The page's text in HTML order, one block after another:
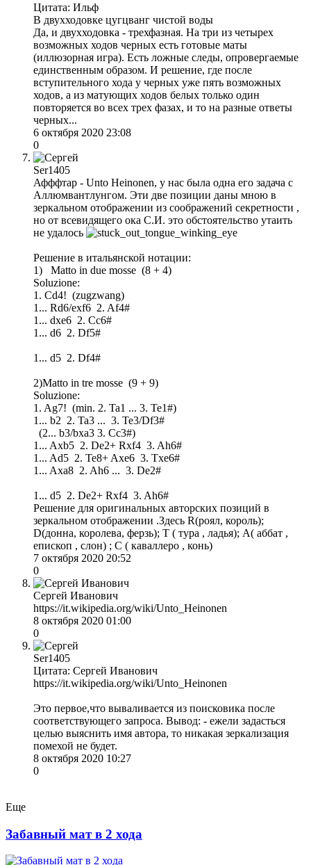
Цитата: Ильф
В двухходовке цугцванг чистой воды
Да, и двухходовка - трехфазная. На три из четырех
возможных ходов черных есть готовые маты
(иллюзорная игра). Есть ложные следы, опровергаемые
единственным образом. И решение, где после
вступительного хода у черных уже пять возможных
ходов, а из матующих ходов белых только один
повторяется во всех трех фазах, и то на разные ответы
черных...
6 октября 2020 23:08
0
Ser1405
Афффтар - Unto Heinonen, у нас была одна его задача с
Аллюмвантлунгом. Эти две позиции даны мною в
зеркальном отображении из соображений секретности ,
но от всевидящего ока С.И. это обстоятельство утаить
не удалось
Решение в итальянской нотации:
1) Matto in due mosse (8 + 4)
Soluzione:
1. Cd4! (zugzwang)
1... Rd6/exf6 2. Af4#
1... dxe6 2. Cc6#
1... d6 2. Df5#
1... d5 2. Df4#
2)Matto in tre mosse (9 + 9)
Soluzione:
1. Ag7! (min. 2. Ta1 ... 3. Te1#)
1... b2 2. Ta3 ... 3. Te3/Df3#
(2... b3/bxa3 3. Cc3#)
1... Axb5 2. De2+ Rxf4 3. Ah6#
1... Ad5 2. Te8+ Axe6 3. Txe6#
1... Axa8 2. Ah6 ... 3. De2#
1... d5 2. De2+ Rxf4 3. Ah6#
Решение для оригинальных авторских позиций в
зеркальном отображении .Здесь R(роял, король);
D(донна, королева, ферзь); Т ( тура , ладья); А( аббат ,
епископ , слон) ; С ( каваллеро , конь)
7 октября 2020 20:52
0
Сергей Иванович
https://it.wikipedia.org/wiki/Unto_Heinonen
8 октября 2020 01:00
0
Ser1405
Цитата: Сергей Иванович
https://it.wikipedia.org/wiki/Unto_Heinonen
Это первое,что вываливается из поисковика после
соответствующего запроса. Вывод: - ежели задасться
целью выяснить имя автора, то никакая зеркализация
помехой не будет.
8 октября 2020 10:27
0
Еще
Забавный мат в 2 хода